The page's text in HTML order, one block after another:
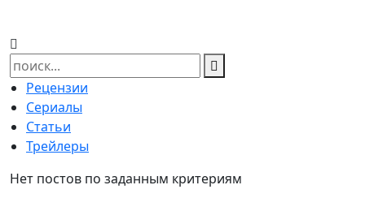
Найти:
Рецензии
Сериалы
Статьи
Трейлеры
Нет постов по заданным критериям